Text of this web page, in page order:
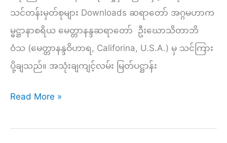
၂၅-
(၁)
သင်တန်းမှတ်စုများ Downloads ဆရာတော် အဂ္ဂမဟာက
မ္မဋ္ဌာနာစရိယ မေတ္တာနန္ဒဆရာတော် ဦးဃောသိတာဘိ
ဝံသ (မေတ္တာနန္ဒဝိဟာရ, Califorina, U.S.A.) မှ သင်ကြား
ပို့ချသည်။ အသုံးချကျင့်လမ်း မြတ်ပဋ္ဌာန်း
ညနေ
–
Read More »